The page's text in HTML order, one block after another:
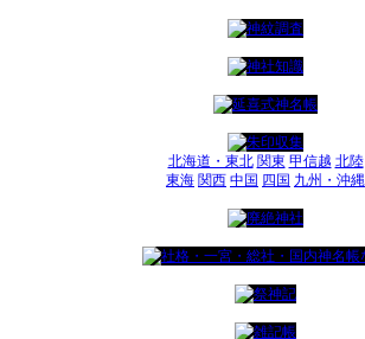
北海道・東北 関東 甲信越 北陸
東海 関西 中国 四国 九州・沖縄